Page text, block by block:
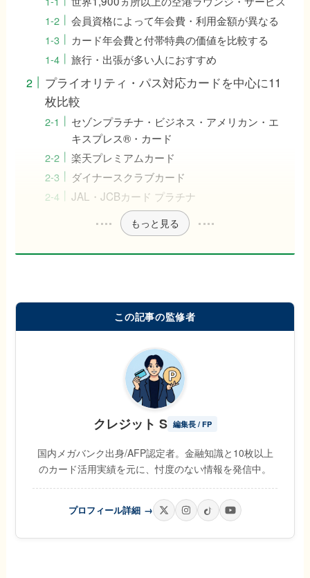
会員資格によって年会費・利用金額が異なる
カード年会費と付帯特典の価値を比較する
旅行・出張が多い人におすすめ
プライオリティ・パス対応カードを中心に11
枚比較
セゾンプラチナ・ビジネス・アメリカン・エ
キスプレス®・カード
楽天プレミアムカード
ダイナースクラブカード
JAL・JCBカード プラチナ
もっと見る
この記事の監修者
クレジット S 編集長 / FP
国内メガバンク出身/AFP認定者。金融知識と10枚以上
のカード活用実績を元に、忖度のない情報を発信中。
プロフィール詳細 →